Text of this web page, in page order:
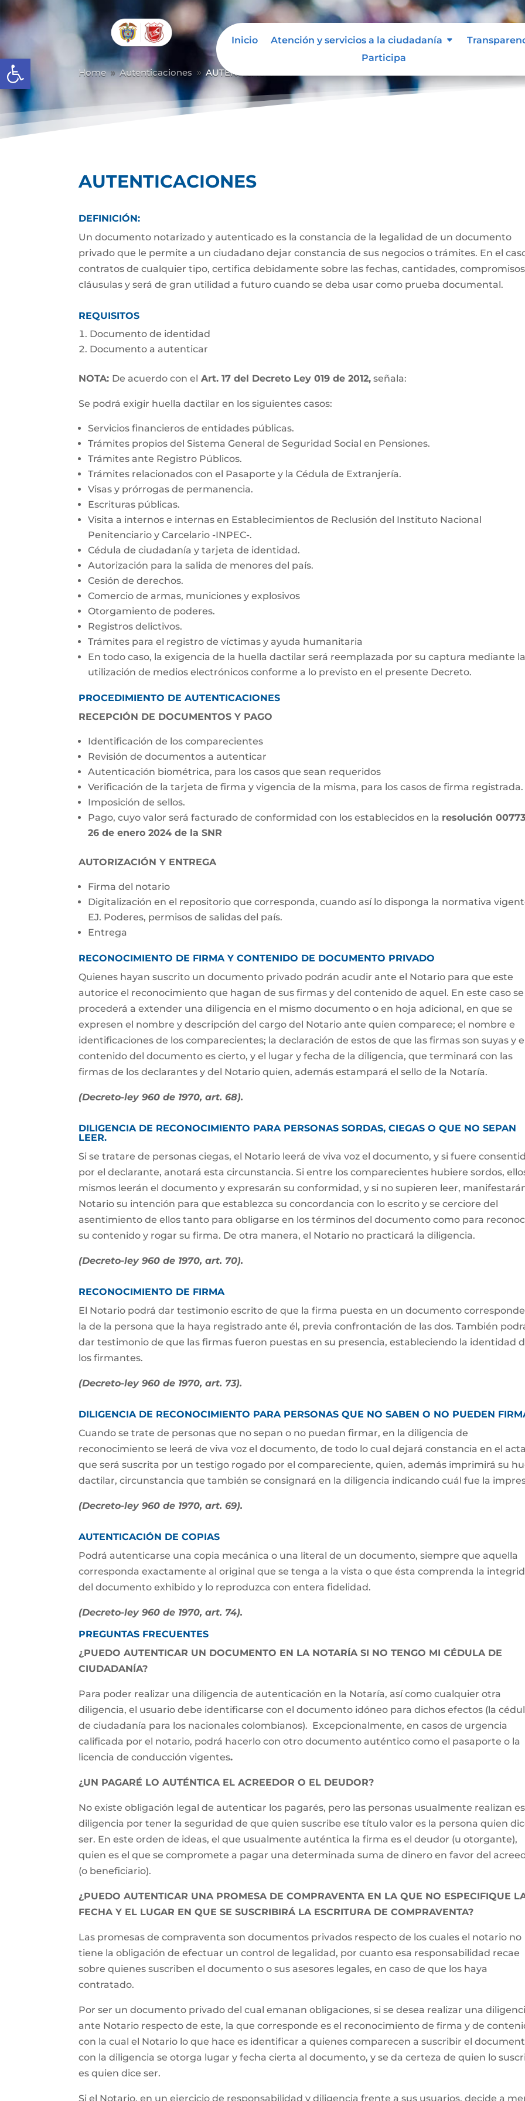
Abrir barra de herramientas
Inicio Atención y servicios a la ciudadanía
Participa
Home 9 Autenticaciones 9 AUTENTICACIONES
AUTENTICACIONES
DEFINICIÓN:
Un documento notarizado y autenticado es la constancia de la legalidad de un documento
privado que le permite a un ciudadano dejar constancia de sus negocios o trámites. En el
contratos de cualquier tipo, certifica debidamente sobre las fechas, cantidades,
cláusulas y será de gran utilidad a futuro cuando se deba usar como prueba documental.
REQUISITOS
Documento de identidad
Documento a autenticar
NOTA: De acuerdo con el Art. 17 del Decreto Ley 019 de 2012, señala:
Se podrá exigir huella dactilar en los siguientes casos:
Servicios financieros de entidades públicas.
Trámites propios del Sistema General de Seguridad Social en Pensiones.
Trámites ante Registro Públicos.
Trámites relacionados con el Pasaporte y la Cédula de Extranjería.
Visas y prórrogas de permanencia.
Escrituras públicas.
Visita a internos e internas en Establecimientos de Reclusión del Instituto Nacional
Penitenciario y Carcelario -INPEC-.
Cédula de ciudadanía y tarjeta de identidad.
Autorización para la salida de menores del país.
Cesión de derechos.
Comercio de armas, municiones y explosivos
Otorgamiento de poderes.
Registros delictivos.
Trámites para el registro de víctimas y ayuda humanitaria
En todo caso, la exigencia de la huella dactilar será reemplazada por su captura mediante
utilización de medios electrónicos conforme a lo previsto en el presente Decreto.
PROCEDIMIENTO DE AUTENTICACIONES
RECEPCIÓN DE DOCUMENTOS Y PAGO
Identificación de los comparecientes
Revisión de documentos a autenticar
Autenticación biométrica, para los casos que sean requeridos
Verificación de la tarjeta de firma y vigencia de la misma, para los casos de firma registrada.
Imposición de sellos.
Pago, cuyo valor será facturado de conformidad con los establecidos en la resolución
26 de enero 2024 de la SNR
AUTORIZACIÓN Y ENTREGA
Firma del notario
Digitalización en el repositorio que corresponda, cuando así lo disponga la normativa
EJ. Poderes, permisos de salidas del país.
Entrega
RECONOCIMIENTO DE FIRMA Y CONTENIDO DE DOCUMENTO PRIVADO
Quienes hayan suscrito un documento privado podrán acudir ante el Notario para que este
autorice el reconocimiento que hagan de sus firmas y del contenido de aquel. En este caso se
procederá a extender una diligencia en el mismo documento o en hoja adicional, en que se
expresen el nombre y descripción del cargo del Notario ante quien comparece; el nombre e
identificaciones de los comparecientes; la declaración de estos de que las firmas son suyas y
contenido del documento es cierto, y el lugar y fecha de la diligencia, que terminará con las
firmas de los declarantes y del Notario quien, además estampará el sello de la Notaría.
(Decreto-ley 960 de 1970, art. 68).
DILIGENCIA DE RECONOCIMIENTO PARA PERSONAS SORDAS, CIEGAS O QUE NO SEPAN
LEER.
Si se tratare de personas ciegas, el Notario leerá de viva voz el documento, y si fuere
por el declarante, anotará esta circunstancia. Si entre los comparecientes hubiere sordos,
mismos leerán el documento y expresarán su conformidad, y si no supieren leer,
Notario su intención para que establezca su concordancia con lo escrito y se cerciore del
asentimiento de ellos tanto para obligarse en los términos del documento como para
su contenido y rogar su firma. De otra manera, el Notario no practicará la diligencia.
(Decreto-ley 960 de 1970, art. 70).
RECONOCIMIENTO DE FIRMA
El Notario podrá dar testimonio escrito de que la firma puesta en un documento
la de la persona que la haya registrado ante él, previa confrontación de las dos. También
dar testimonio de que las firmas fueron puestas en su presencia, estableciendo la identidad
los firmantes.
(Decreto-ley 960 de 1970, art. 73).
DILIGENCIA DE RECONOCIMIENTO PARA PERSONAS QUE NO SABEN O NO PUEDEN
Cuando se trate de personas que no sepan o no puedan firmar, en la diligencia de
reconocimiento se leerá de viva voz el documento, de todo lo cual dejará constancia en el
que será suscrita por un testigo rogado por el compareciente, quien, además imprimirá su
dactilar, circunstancia que también se consignará en la diligencia indicando cuál fue la
(Decreto-ley 960 de 1970, art. 69).
AUTENTICACIÓN DE COPIAS
Podrá autenticarse una copia mecánica o una literal de un documento, siempre que aquella
corresponda exactamente al original que se tenga a la vista o que ésta comprenda la
del documento exhibido y lo reproduzca con entera fidelidad.
(Decreto-ley 960 de 1970, art. 74).
PREGUNTAS FRECUENTES
¿PUEDO AUTENTICAR UN DOCUMENTO EN LA NOTARÍA SI NO TENGO MI CÉDULA DE
CIUDADANÍA?
Para poder realizar una diligencia de autenticación en la Notaría, así como cualquier otra
diligencia, el usuario debe identificarse con el documento idóneo para dichos efectos (la
de ciudadanía para los nacionales colombianos). Excepcionalmente, en casos de urgencia
calificada por el notario, podrá hacerlo con otro documento auténtico como el pasaporte o la
licencia de conducción vigentes.
¿UN PAGARÉ LO AUTÉNTICA EL ACREEDOR O EL DEUDOR?
No existe obligación legal de autenticar los pagarés, pero las personas usualmente realizan
diligencia por tener la seguridad de que quien suscribe ese título valor es la persona quien
ser. En este orden de ideas, el que usualmente auténtica la firma es el deudor (u otorgante),
quien es el que se compromete a pagar una determinada suma de dinero en favor del
(o beneficiario).
¿PUEDO AUTENTICAR UNA PROMESA DE COMPRAVENTA EN LA QUE NO ESPECIFIQUE
FECHA Y EL LUGAR EN QUE SE SUSCRIBIRÁ LA ESCRITURA DE COMPRAVENTA?
Las promesas de compraventa son documentos privados respecto de los cuales el notario no
tiene la obligación de efectuar un control de legalidad, por cuanto esa responsabilidad recae
sobre quienes suscriben el documento o sus asesores legales, en caso de que los haya
contratado.
Por ser un documento privado del cual emanan obligaciones, si se desea realizar una
ante Notario respecto de este, la que corresponde es el reconocimiento de firma y de
con la cual el Notario lo que hace es identificar a quienes comparecen a suscribir el
con la diligencia se otorga lugar y fecha cierta al documento, y se da certeza de quien lo
es quien dice ser.
Si el Notario, en un ejercicio de responsabilidad y diligencia frente a sus usuarios, decide a